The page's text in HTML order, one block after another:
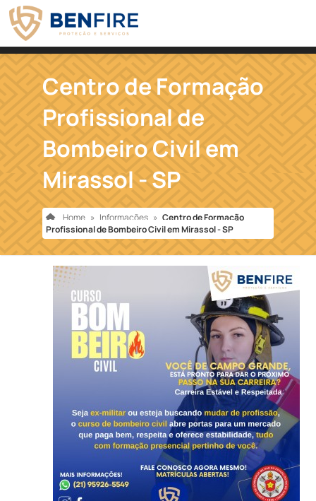
Centro de Formação
Profissional de
Bombeiro Civil em
Mirassol - SP
Home » Informações » Centro de Formação
Profissional de Bombeiro Civil em Mirassol - SP